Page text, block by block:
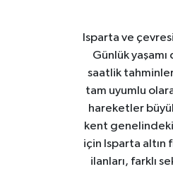
Isparta ve
Günlük
saatlik
tam uyumlu
hareketler
kent genelindeki
için Isparta altın
ilanları, farklı